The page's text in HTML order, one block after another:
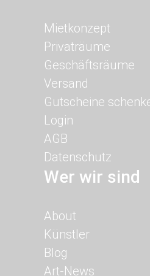
Navigation
überspringen
Mietkonzept
Privaträume
Geschäftsräume
Versand
Gutscheine
Login
AGB
Datenschutz
Wer wir sind
Navigation
überspringen
About
Künstler
Blog
Art-News